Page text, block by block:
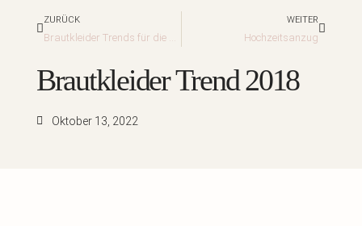
Zurück
ZURÜCK WEITER
Hochzeitsanzug
Brautkleider Trend 2018
Oktober 13, 2022